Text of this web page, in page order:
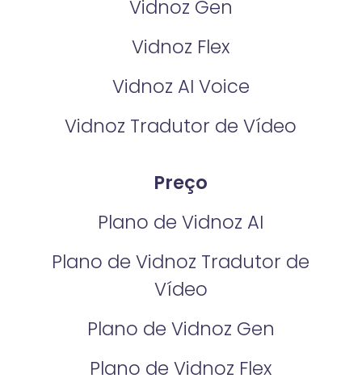
Vidnoz Gen
Vidnoz Flex
Vidnoz AI Voice
Vidnoz Tradutor de Vídeo
Preço
Plano de Vidnoz AI
Plano de Vidnoz Tradutor de
Vídeo
Plano de Vidnoz Gen
Plano de Vidnoz Flex